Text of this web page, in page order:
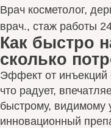
Врач косметолог,
врач., стаж работы
Как быстро
сколько
Эффект от инъекций
что радует,
быстрому, видимому
инновационный